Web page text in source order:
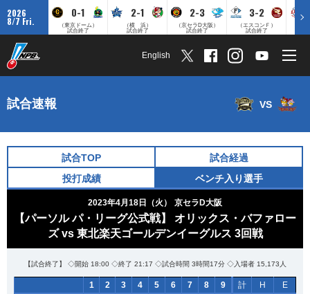
2026
8/7 Fri.
0-1
（東京ドーム）
試合終了
2-1
（横 浜）
試合終了
2-3
（京セラD大阪）
試合終了
3-2
（エスコンＦ）
試合終了
English
試合速報 VS
試合TOP
試合経過
投打成績
ベンチ入り選手
2023年4月18日（火） 京セラD大阪
【パーソル パ・リーグ公式戦】 オリックス・バファロー
ズ vs 東北楽天ゴールデンイーグルス 3回戦
【試合終了】 ◇開始 18:00 ◇終了 21:17 ◇試合時間 3時間17分 ◇入場者 15,173人
1 2 3 4 5 6 7 8 9 計 H E